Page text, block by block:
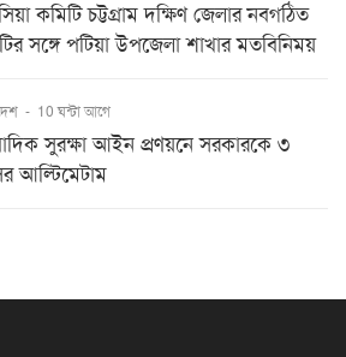
কমিটি চট্টগ্রাম দক্ষিণ জেলার নবগঠিত
সঙ্গে পটিয়া উপজেলা শাখার মতবিনিময়
- 10 ঘন্টা আগে
সুরক্ষা আইন প্রণয়নে সরকারকে ৩
আল্টিমেটাম